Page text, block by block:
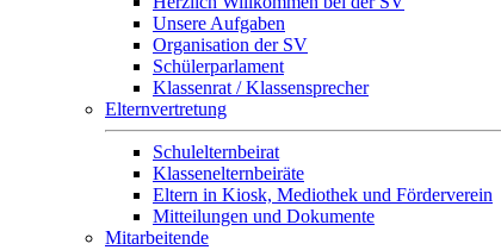
Unsere Aufgaben
Organisation der SV
Schülerparlament
Klassenrat / Klassensprecher
Elternvertretung
Schulelternbeirat
Klassenelternbeiräte
Eltern in Kiosk, Mediothek und Förderverein
Mitteilungen und Dokumente
Mitarbeitende